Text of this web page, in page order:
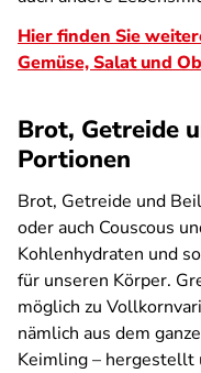
Hier finden Sie
Gemüse, Salat und
Brot, Getreide
Portionen
Brot, Getreide und
oder auch Couscous
Kohlenhydraten und
für unseren Körper.
möglich zu
nämlich aus dem
Keimling – hergestellt